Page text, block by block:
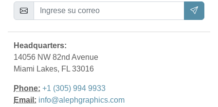
Headquarters:
14056 NW 82nd Avenue
Miami Lakes, FL 33016
Phone: +1 (305) 994 9933
Email: info@alephgraphics.com